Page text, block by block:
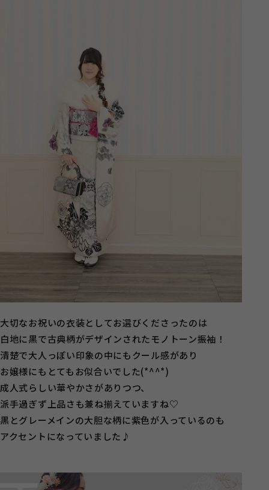
大切なお祝いの衣装としてお選びくださったのは
白地に黒で古典柄がデザインされたモノトーン振袖！
清楚で大人っぽい印象の中にもクール感があり
お嬢様にもとてもお似合いでした(*^^*)
成人式らしい華やかさがありつつ、
派手過ぎず上品さも兼ね揃えていますね♡
黒とグレーメインの大胆な柄に紫色が入っているのも
アクセントになっていました♪